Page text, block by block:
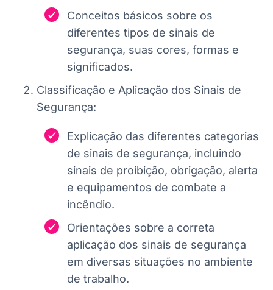
Conceitos básicos sobre os
diferentes tipos de sinais de
segurança, suas cores, formas e
significados.
Classificação e Aplicação dos Sinais de
Segurança:
Explicação das diferentes categorias
de sinais de segurança, incluindo
sinais de proibição, obrigação, alerta
e equipamentos de combate a
incêndio.
Orientações sobre a correta
aplicação dos sinais de segurança
em diversas situações no ambiente
de trabalho.